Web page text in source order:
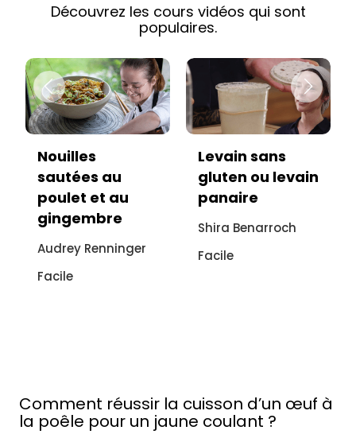
Découvrez les cours vidéos qui sont
populaires.
Levain sans
gluten ou levain
panaire
Shira Benarroch
Facile
Bouillon Pho
anti-gaspi
Jean Adrien
Buniazet
Comment réussir la cuisson d’un œuf à
la poêle pour un jaune coulant ?